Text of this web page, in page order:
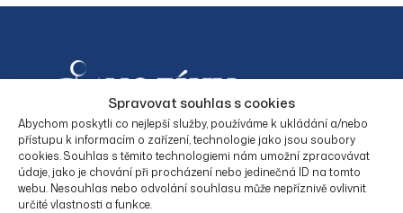
Spravovat souhlas s cookies
Abychom poskytli co nejlepší služby, používáme k ukládání a/nebo
přístupu k informacím o zařízení, technologie jako jsou soubory
cookies. Souhlas s těmito technologiemi nám umožní zpracovávat
údaje, jako je chování při procházení nebo jedinečná ID na tomto
webu. Nesouhlas nebo odvolání souhlasu může nepříznivě ovlivnit
určité vlastnosti a funkce.
FacebookInstagram